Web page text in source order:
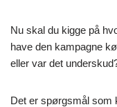
Nu skal du kigge på
have den kampagne
eller var det
Det er spørgsmål som